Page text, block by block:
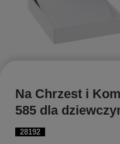
28192
Na Chrzest i
585 dla